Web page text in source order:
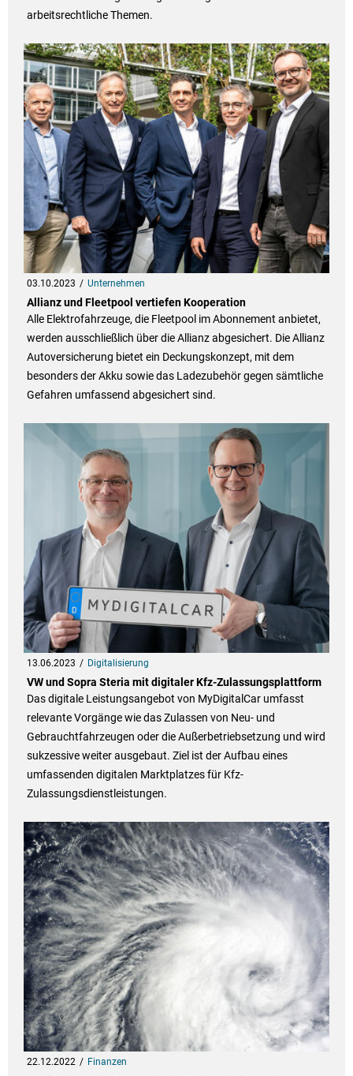
arbeitsrechtliche Themen.
03.10.2023 Unternehmen
Allianz und Fleetpool vertiefen Kooperation
Alle Elektrofahrzeuge, die Fleetpool im Abonnement anbietet,
werden ausschließlich über die Allianz abgesichert. Die Allianz
Autoversicherung bietet ein Deckungskonzept, mit dem
besonders der Akku sowie das Ladezubehör gegen sämtliche
Gefahren umfassend abgesichert sind.
13.06.2023 Digitalisierung
VW und Sopra Steria mit digitaler Kfz-Zulassungsplattform
Das digitale Leistungsangebot von MyDigitalCar umfasst
relevante Vorgänge wie das Zulassen von Neu- und
Gebrauchtfahrzeugen oder die Außerbetriebsetzung und wird
sukzessive weiter ausgebaut. Ziel ist der Aufbau eines
umfassenden digitalen Marktplatzes für Kfz-
Zulassungsdienstleistungen.
22.12.2022 Finanzen